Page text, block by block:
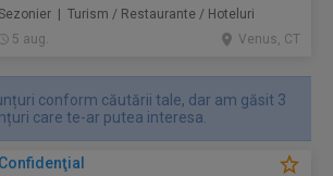
| Turism / Restaurante / Hoteluri
5 aug.
Venus, CT
conform căutării tale, dar am găsit 3
care te-ar putea interesa.
Confidenţial